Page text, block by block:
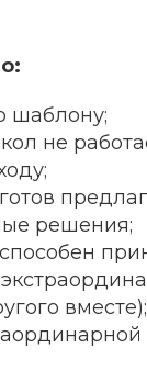
шаблону;
не
решения;
вместе);